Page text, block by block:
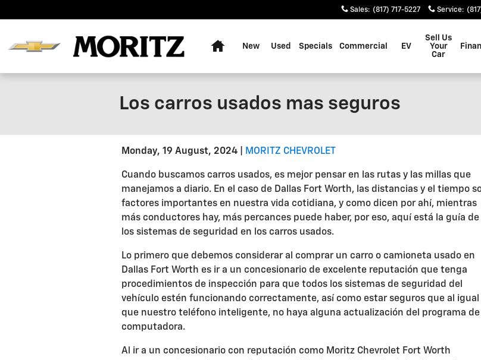
Sales: (817) 717-5227 Service:
New Used Specials Commercial EV
Sell Us
Your
Car
Los carros usados mas seguros
Monday, 19 August, 2024 MORITZ CHEVROLET
Cuando buscamos carros usados, es mejor pensar en las rutas y las millas que
manejamos a diario. En el caso de Dallas Fort Worth, las distancias y el tiempo
factores importantes en nuestra vida cotidiana, y como dicen por ahí, mientras
más conductores hay, más percances puede haber, por eso, aquí está la guía de
los sistemas de seguridad en los carros usados.
Lo primero que debemos considerar al comprar un carro o camioneta usado en
Dallas Fort Worth es ir a un concesionario de excelente reputación que tenga
procedimientos de inspección para que todos los sistemas de seguridad del
vehículo estén funcionando correctamente, así como estar seguros que al igual
que nuestro teléfono inteligente, no haya alguna actualización del programa de
computadora.
Al ir a un concesionario con reputación como Moritz Chevrolet Fort Worth